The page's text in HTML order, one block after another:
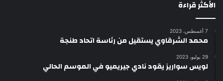
الأكثر قراءة
7 أغسطس، 2023
محمد الشرقاوي يستقيل من رئاسة اتحاد طنجة
29 يوليو، 2023
لويس سواريز يقود نادي جيريميو في الموسم الحالي